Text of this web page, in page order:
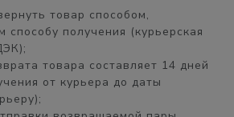
товар способом,
способу получения (курьерская
товара составляет 14 дней
от курьера до даты